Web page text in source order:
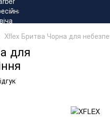
Xflex Бритва Чорна для
для